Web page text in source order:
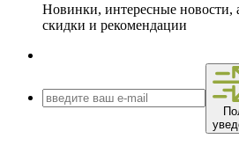
Новинки, интересные новости,
скидки и рекомендации